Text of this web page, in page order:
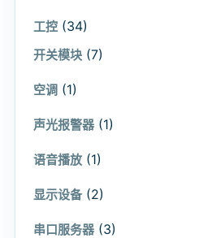
工控 (34)
开关模块 (7)
空调 (1)
声光报警器 (1)
语音播放 (1)
显示设备 (2)
串口服务器 (3)